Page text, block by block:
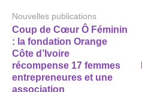
Nouvelles publications
Coup de Cœur Ô Féminin
: la fondation Orange
Côte d’Ivoire
récompense 17 femmes
entrepreneures et une
association